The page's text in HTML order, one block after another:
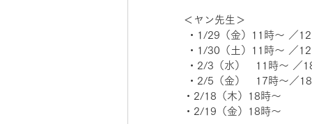
＜ヤン先生＞
・1/29（金）11時〜 ／
・1/30（土）11時〜 ／
・2/3（水）　11時〜 ／
・2/5（金）　17時〜／
・2/18（木）18時〜
・2/19（金）18時〜